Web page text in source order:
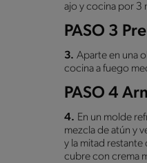
ajo y cocina por 3
PASO 3
3. Aparte en una
cocina a fuego
PASO 4
4. En un molde
mezcla de atún y
y la mitad restante
cubre con crema